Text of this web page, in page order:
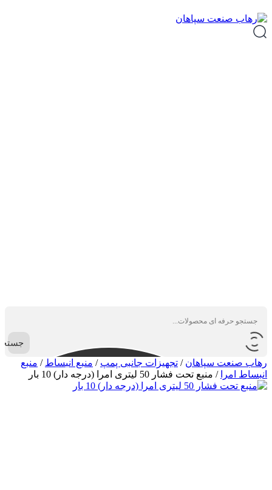
رهاب صنعت سپاهان / تجهیزات جانبی پمپ / منبع انبساط / منبع
انبساط امرا
/ منبع تحت فشار 50 لیتری امرا (درجه دار) 10 بار